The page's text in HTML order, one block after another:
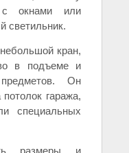
окнами или
светильник.
кран,
в подъеме и
Он
гаража,
специальных
размеры и